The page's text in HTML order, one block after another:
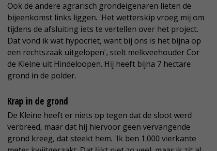
Ook de andere agrarisch grondeigenaren lieten de
bijeenkomst links liggen. 'Het wetterskip vroeg mij om
tijdens de afsluiting iets te vertellen over het project.
Dat vond ik wat hypocriet, want bij ons is het bijna op
een rechtszaak uitgelopen', stelt melkveehouder Cor
de Kleine uit Hindeloopen. Hij heeft bijna 7 hectare
grond in de polder.
Krap in de grond
De Kleine heeft er niets op tegen dat de sloot werd
verbreed, maar dat hij hiervoor geen vervangende
grond kreeg, dat steekt hem. 'Ik ben 1.000 vierkante